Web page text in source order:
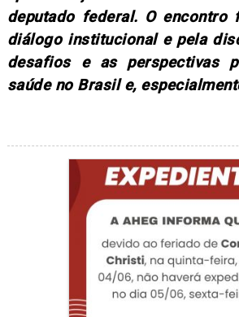
deputado federal. O encontro
diálogo institucional e pela
desafios e as perspectivas
saúde no Brasil e,